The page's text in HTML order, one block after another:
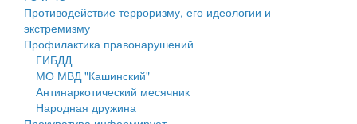
Деятельность МУ
Нормативы градостроительного проектирования
Правила землепользования и застройки
Генеральные планы
Противодействие терроризму, его идеологии и
экстремизму
Профилактика правонарушений
ГИБДД
МО МВД "Кашинский"
Антинаркотический месячник
Народная дружина